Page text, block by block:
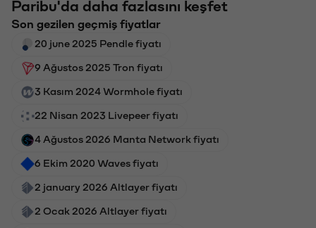
Paribu'da daha fazlasını keşfet
Son gezilen geçmiş fiyatlar
20 june 2025 Pendle fiyatı
9 Ağustos 2025 Tron fiyatı
3 Kasım 2024 Wormhole fiyatı
22 Nisan 2023 Livepeer fiyatı
4 Ağustos 2026 Manta Network fiyatı
6 Ekim 2020 Waves fiyatı
2 january 2026 Altlayer fiyatı
2 Ocak 2026 Altlayer fiyatı